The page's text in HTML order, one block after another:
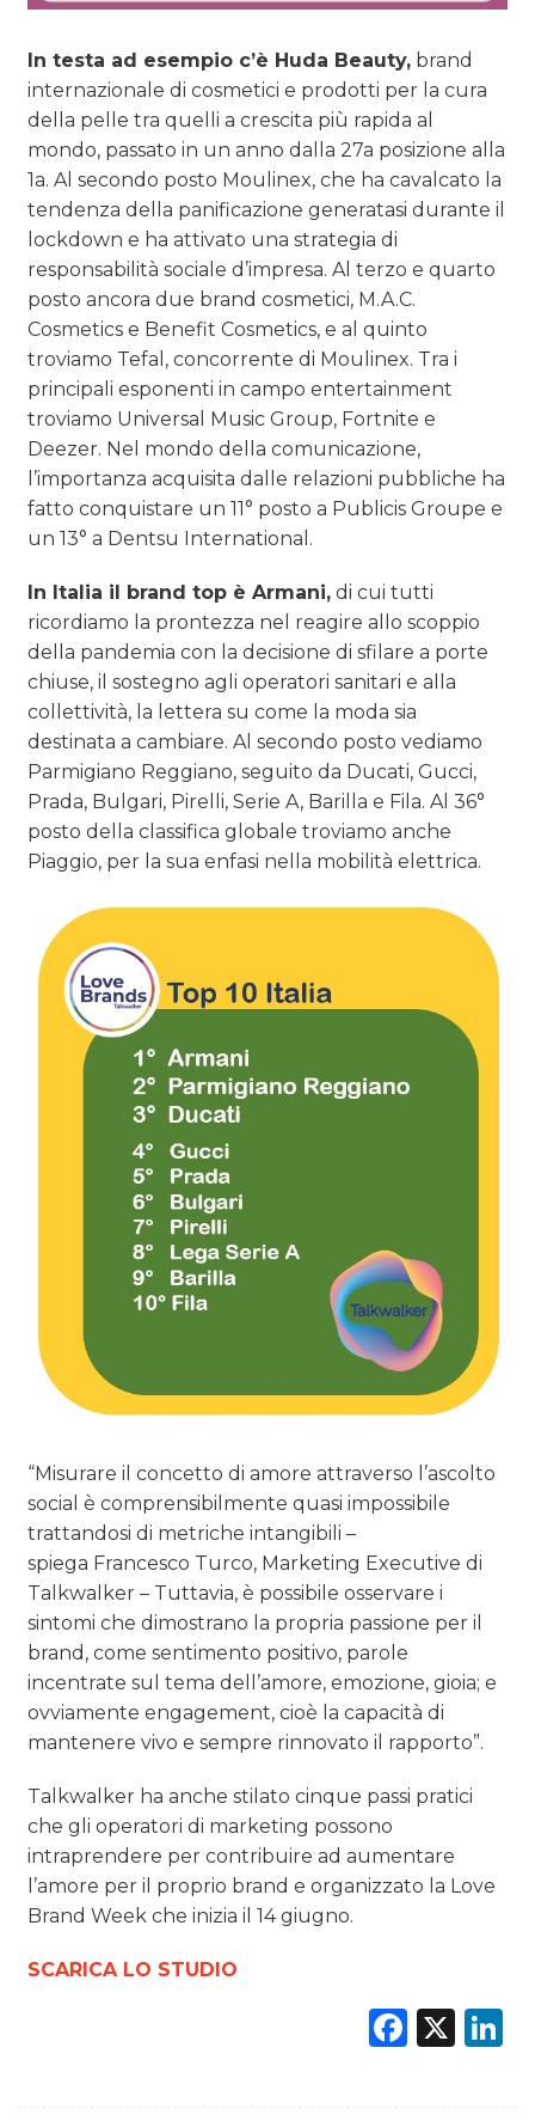
In testa ad esempio c’è Huda Beauty, brand
internazionale di cosmetici e prodotti per la cura
della pelle tra quelli a crescita più rapida al
mondo, passato in un anno dalla 27a posizione alla
1a. Al secondo posto Moulinex, che ha cavalcato la
tendenza della panificazione generatasi durante il
lockdown e ha attivato una strategia di
responsabilità sociale d’impresa. Al terzo e quarto
posto ancora due brand cosmetici, M.A.C.
Cosmetics e Benefit Cosmetics, e al quinto
troviamo Tefal, concorrente di Moulinex. Tra i
principali esponenti in campo entertainment
troviamo Universal Music Group, Fortnite e
Deezer. Nel mondo della comunicazione,
l’importanza acquisita dalle relazioni pubbliche ha
fatto conquistare un 11° posto a Publicis Groupe e
un 13° a Dentsu International.
In Italia il brand top è Armani, di cui tutti
ricordiamo la prontezza nel reagire allo scoppio
della pandemia con la decisione di sfilare a porte
chiuse, il sostegno agli operatori sanitari e alla
collettività, la lettera su come la moda sia
destinata a cambiare. Al secondo posto vediamo
Parmigiano Reggiano, seguito da Ducati, Gucci,
Prada, Bulgari, Pirelli, Serie A, Barilla e Fila. Al 36°
posto della classifica globale troviamo anche
Piaggio, per la sua enfasi nella mobilità elettrica.
“Misurare il concetto di amore attraverso l’ascolto
social è comprensibilmente quasi impossibile
trattandosi di metriche intangibili –
spiega Francesco Turco, Marketing Executive di
Talkwalker – Tuttavia, è possibile osservare i
sintomi che dimostrano la propria passione per il
brand, come sentimento positivo, parole
incentrate sul tema dell’amore, emozione, gioia; e
ovviamente engagement, cioè la capacità di
mantenere vivo e sempre rinnovato il rapporto”.
Talkwalker ha anche stilato cinque passi pratici
che gli operatori di marketing possono
intraprendere per contribuire ad aumentare
l’amore per il proprio brand e organizzato la Love
Brand Week che inizia il 14 giugno.
SCARICA LO STUDIO
X